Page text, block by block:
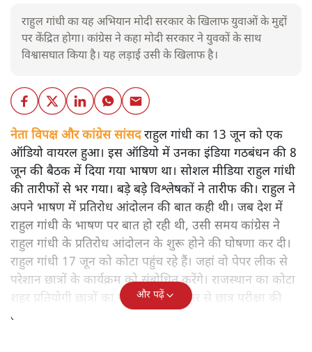
राहुल गांधी का यह अभियान मोदी सरकार के खिलाफ युवाओं के मुद्दों
पर केंद्रित होगा। कांग्रेस ने कहा मोदी सरकार ने युवकों के साथ
विश्वासघात किया है। यह लड़ाई उसी के खिलाफ है।
नेता विपक्ष और कांग्रेस सांसदराहुल गांधी का 13 जून को एक
ऑडियो वायरल हुआ। इस ऑडियो में उनका इंडिया गठबंधन की 8
जून की बैठक में दिया गया भाषण था। सोशल मीडिया राहुल गांधी
की तारीफों से भर गया। बड़े बड़े विश्लेषकों ने तारीफ की। राहुल ने
अपने भाषण में प्रतिरोध आंदोलन की बात कही थी। जब देश में
राहुल गांधी के भाषण पर बात हो रही थी, उसी समय कांग्रेस ने
राहुल गांधी के प्रतिरोध आंदोलन के शुरू होने की घोषणा कर दी।
राहुल गांधी 17 जून को कोटा पहुंच रहे हैं। जहां वो पेपर लीक से
परेशान छात्रों के कार्यक्रम को संबोधित करेंगे। राजस्थान का कोटा
शहर प्रतियोगी छात्रों का गढ़ है। जहां देशभर से छात्र परीक्षा की
तैयारी के लिए पढ़ने आते हैं।
और पढ़ें